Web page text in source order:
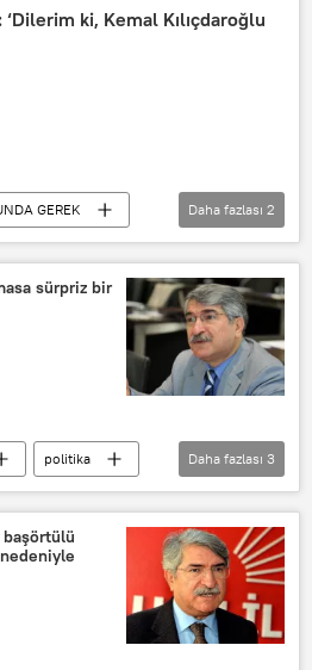
Seçim
ki, Kemal Kılıçdaroğlu
GEREK
Daha fazlası 2
sürpriz bir
politika
Partisi (CHP)
Daha fazlası 3
başörtülü